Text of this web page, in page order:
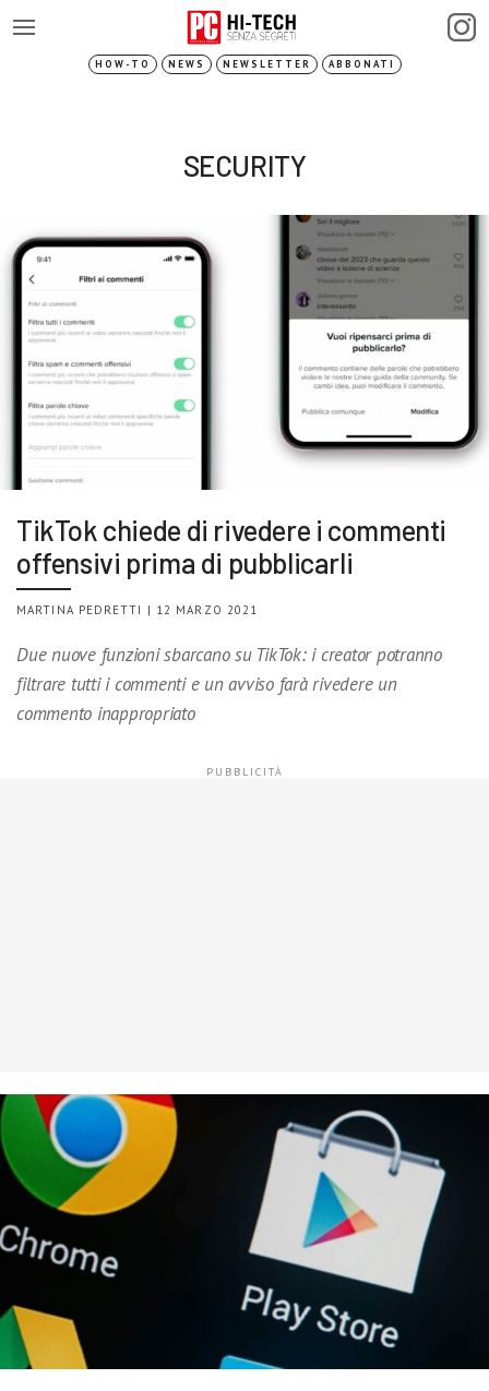
HOW-TO NEWS NEWSLETTER ABBONATI
SECURITY
TikTok chiede di rivedere i commenti
offensivi prima di pubblicarli
MARTINA PEDRETTI | 12 MARZO 2021
Due nuove funzioni sbarcano su TikTok: i creator potranno
filtrare tutti i commenti e un avviso farà rivedere un
commento inappropriato